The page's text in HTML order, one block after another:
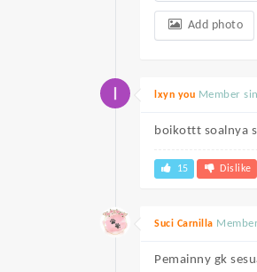
Add photo
lxyn you Member
boikottt soalnya
15 Dislike
Suci Carnilla
Pemainny gk